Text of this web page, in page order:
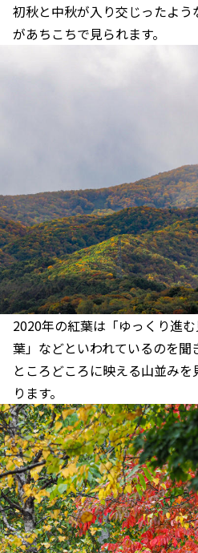
初秋と中秋が入り交じったよ
があちこちで見られます。
2020年の紅葉は「ゆっくり進
葉」などといわれているのを聞
ところどころに映える山並み
ります。